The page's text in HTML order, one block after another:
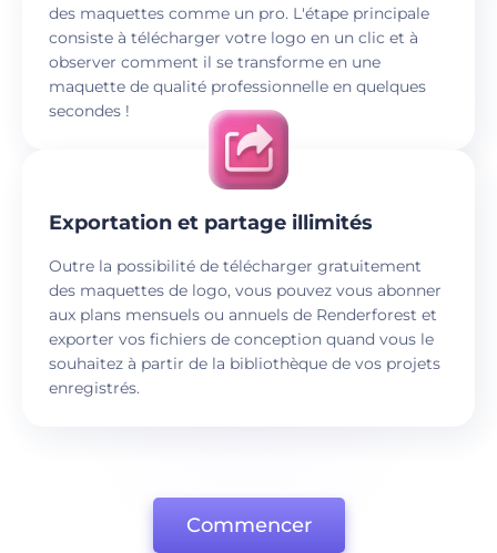
des maquettes comme un pro. L'étape principale
consiste à télécharger votre logo en un clic et à
observer comment il se transforme en une
maquette de qualité professionnelle en quelques
secondes !
Exportation et partage illimités
Outre la possibilité de télécharger gratuitement
des maquettes de logo, vous pouvez vous abonner
aux plans mensuels ou annuels de Renderforest et
exporter vos fichiers de conception quand vous le
souhaitez à partir de la bibliothèque de vos projets
enregistrés.
Commencer